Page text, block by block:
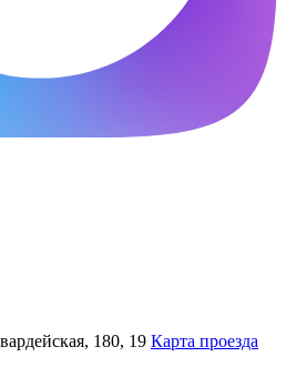
180, 19 Карта проезда